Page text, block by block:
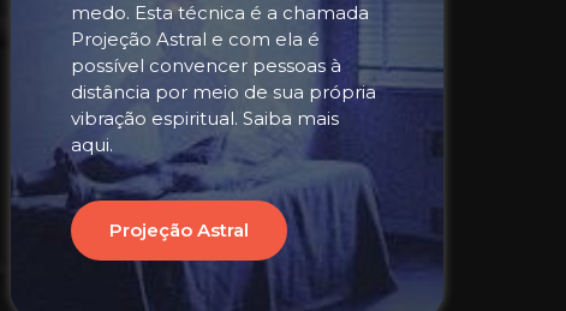
medo. Esta técnica é a chamada
Projeção Astral e com ela é
possível convencer pessoas à
distância por meio de sua própria
vibração espiritual. Saiba mais
aqui.
Projeção Astral